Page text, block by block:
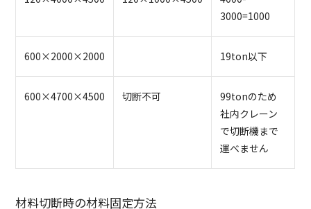
3000=1000
600×2000×2000 19ton以下
600×4700×4500 切断不可
99tonのため
社内クレーン
で切断機まで
運べません
材料切断時の材料固定方法